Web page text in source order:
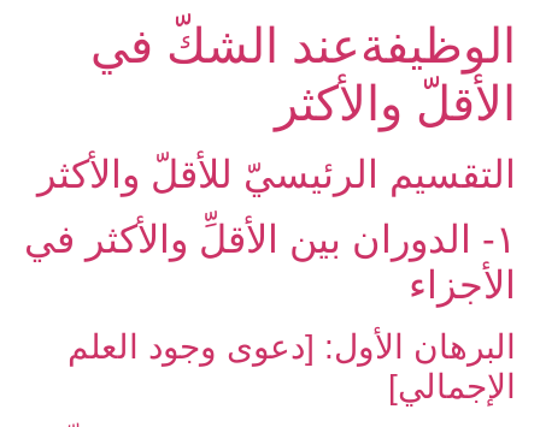
الوظيفةعند الشكّ في
الأقلّ والأكثر
التقسيم الرئيسيّ للأقلّ والأكثر
۱- الدوران بين الأقلِّ والأكثر في
الأجزاء
البرهان الأول: [دعوى وجود العلم
الإجمالي‏]